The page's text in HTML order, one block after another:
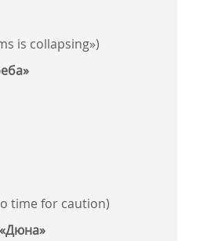
is collapsing»)
time for caution)